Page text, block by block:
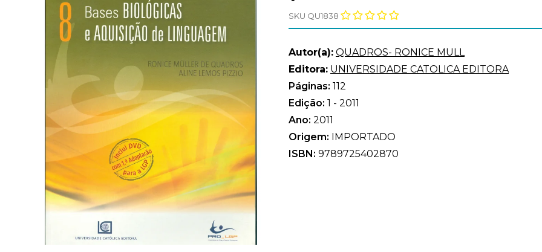
SKU QU1838
Autor(a): QUADROS- RONICE MULL
Editora: UNIVERSIDADE CATOLICA EDITORA
Páginas: 112
Edição: 1 - 2011
Ano: 2011
Origem: IMPORTADO
ISBN: 9789725402870